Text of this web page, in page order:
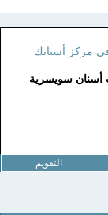
مركز أسنانك
أسنان سويسرية
التقويم